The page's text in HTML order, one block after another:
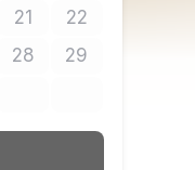
available
21No tickets available
22No tickets
available
28No tickets available
29No tickets